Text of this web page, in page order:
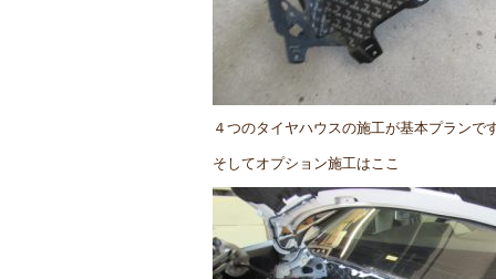
４つのタイヤハウスの施工が基本プランで
そしてオプション施工はここ